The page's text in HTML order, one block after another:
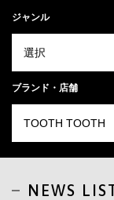
ジャンル
ブランド・店舗
NEWS